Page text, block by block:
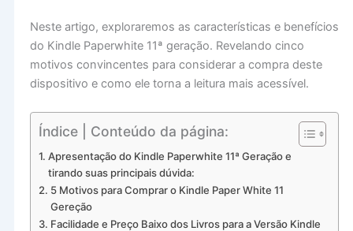
Neste artigo, exploraremos as características e benefícios
do Kindle Paperwhite 11ª geração. Revelando cinco
motivos convincentes para considerar a compra deste
dispositivo e como ele torna a leitura mais acessível.
Índice | Conteúdo da página:
Apresentação do Kindle Paperwhite 11ª Geração e
tirando suas principais dúvida:
5 Motivos para Comprar o Kindle Paper White 11
Gereção
Facilidade e Preço Baixo dos Livros para a Versão Kindle